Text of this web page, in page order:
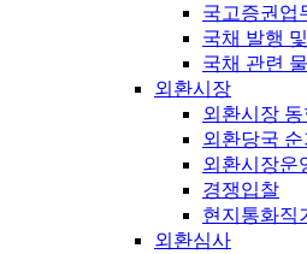
국고증권업
국채 발행
국채 관련
외환시장
외환시장 동
외환당국 순
외환시장운
경쟁입찰
현지통화직
외환심사